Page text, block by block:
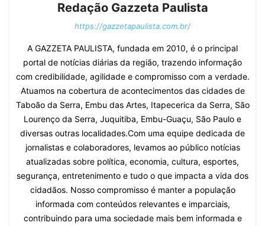
Redação Gazzeta Paulista
https://gazzetapaulista.com.br/
A GAZZETA PAULISTA, fundada em 2010, é o principal
portal de notícias diárias da região, trazendo informação
com credibilidade, agilidade e compromisso com a verdade.
Atuamos na cobertura de acontecimentos das cidades de
Taboão da Serra, Embu das Artes, Itapecerica da Serra, São
Lourenço da Serra, Juquitiba, Embu-Guaçu, São Paulo e
diversas outras localidades.Com uma equipe dedicada de
jornalistas e colaboradores, levamos ao público notícias
atualizadas sobre política, economia, cultura, esportes,
segurança, entretenimento e tudo o que impacta a vida dos
cidadãos. Nosso compromisso é manter a população
informada com conteúdos relevantes e imparciais,
contribuindo para uma sociedade mais bem informada e